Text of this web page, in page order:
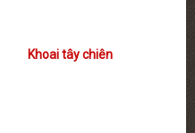
Khoai tây chiên